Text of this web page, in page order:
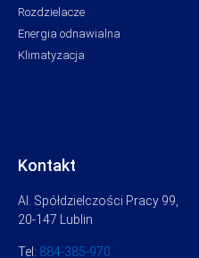
Rozdzielacze
Energia odnawialna
Klimatyzacja
Kontakt
Al. Spółdzielczości Pracy 99,
20-147 Lublin
Tel: 884-385-970